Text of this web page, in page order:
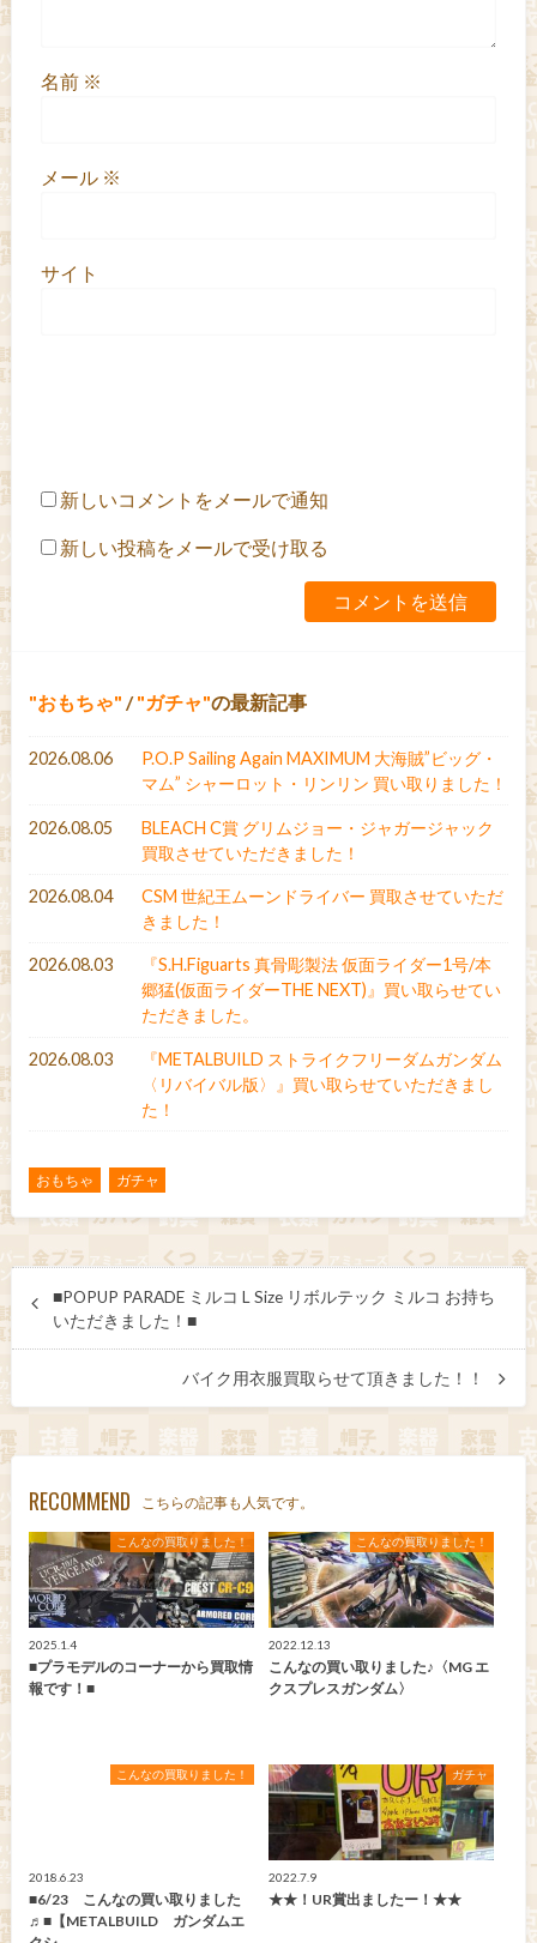
名前 ※
メール ※
サイト
新しいコメントをメールで通知
新しい投稿をメールで受け取る
おもちゃ / ガチャ の最新記事
2026.08.06
P.O.P Sailing Again MAXIMUM 大海賊”ビッグ・
マム” シャーロット・リンリン 買い取りました！
2026.08.05
BLEACH C賞 グリムジョー・ジャガージャック
買取させていただきました！
2026.08.04
CSM 世紀王ムーンドライバー 買取させていただ
きました！
2026.08.03
『S.H.Figuarts 真骨彫製法 仮面ライダー1号/本
郷猛(仮面ライダーTHE NEXT)』買い取らせてい
ただきました。
2026.08.03
『METALBUILD ストライクフリーダムガンダム
〈リバイバル版〉』買い取らせていただきまし
た！
おもちゃ ガチャ
■POPUP PARADE ミルコ L Size リボルテック ミルコ お持ち
いただきました！■
バイク用衣服買取らせて頂きました！！
RECOMMEND こちらの記事も人気です。
こんなの買取りました！
2025.1.4
■プラモデルのコーナーから買取情
報です！■
こんなの買取りました！
2022.12.13
こんなの買い取りました♪〈MG エ
クスプレスガンダム〉
こんなの買取りました！
2018.6.23
■6/23 こんなの買い取りました
♬■【METALBUILD ガンダムエ
ガチャ
2022.7.9
★★！UR賞出ましたー！★★